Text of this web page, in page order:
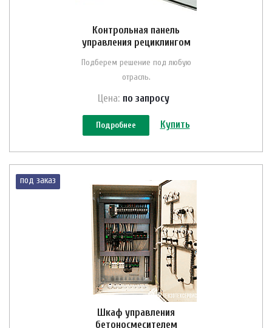
Контрольная панель
управления рециклингом
Подберем решение под любую
отрасль.
Цена: по запросу
Подробнее Купить
под заказ
Шкаф управления
бетоносмесителем